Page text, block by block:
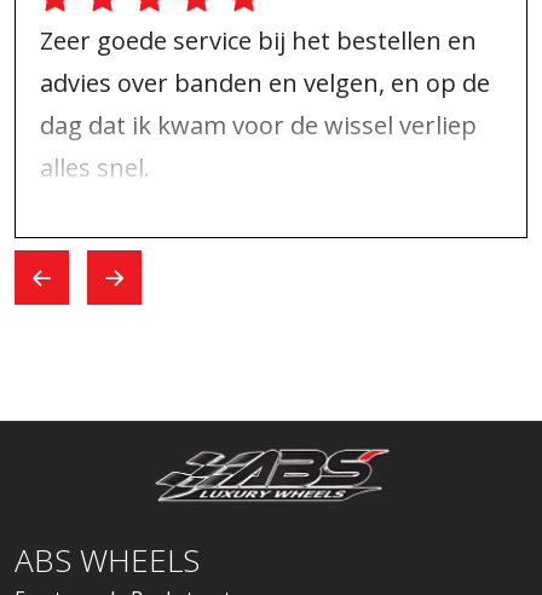
Zeer goede service bij het bestellen en
advies over banden en velgen, en op de
dag dat ik kwam voor de wissel verliep
alles snel.
ABS WHEELS